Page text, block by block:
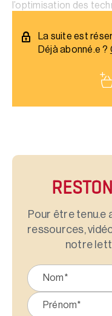
l’optimisation des
La suite est
Déjà abonné.e ?
Pour être tenu.e
ressources,
notre